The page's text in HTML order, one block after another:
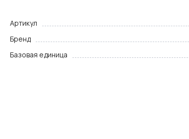
Артикул
Бренд
Базовая единица